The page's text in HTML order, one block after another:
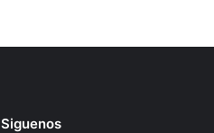
Siguenos